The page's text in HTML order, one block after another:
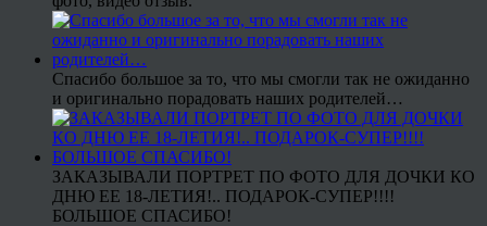
Спасибо большое за то, что мы смогли так не ожиданно
и оригинально порадовать наших родителей…
ЗАКАЗЫВАЛИ ПОРТРЕТ ПО ФОТО ДЛЯ ДОЧКИ КО
ДНЮ ЕЕ 18-ЛЕТИЯ!.. ПОДАРОК-СУПЕР!!!!
БОЛЬШОЕ СПАСИБО!